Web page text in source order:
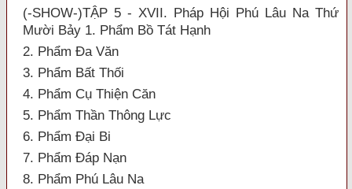
(-SHOW-)TẬP 5 - XVII. Pháp Hội Phú Lâu Na Thứ
Mười Bảy 1. Phẩm Bồ Tát Hạnh
2. Phẩm Đa Văn
3. Phẩm Bất Thối
4. Phẩm Cụ Thiện Căn
5. Phẩm Thần Thông Lực
6. Phẩm Đại Bi
7. Phẩm Đáp Nạn
8. Phẩm Phú Lâu Na